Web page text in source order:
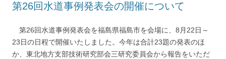
第26回水道事例発表会の開催について
第26回水道事例発表会を福島県福島市を会場に、8月22日～
23日の日程で開催いたしました。今年は合計23題の発表のほ
か、東北地方支部技術研究部会三研究委員会から報告をいただ